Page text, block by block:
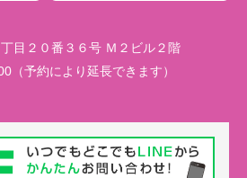
目２０番３６号 Ｍ２ビル２階
（予約により延長できます）